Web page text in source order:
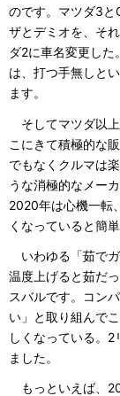
のです。マツダ3と
ザとデミオを、そ
ダ2に車名変更し
は、打つ手無しと
ます。
そしてマツダ以
こにきて積極的な
でもなくクルマは
うな消極的なメー
2020年は心機一転
くなっていると簡
いわゆる「茹で
温度上げると茹だ
スバルです。コン
い」と取り組んで
しくなっている。
ました。
もっといえば、